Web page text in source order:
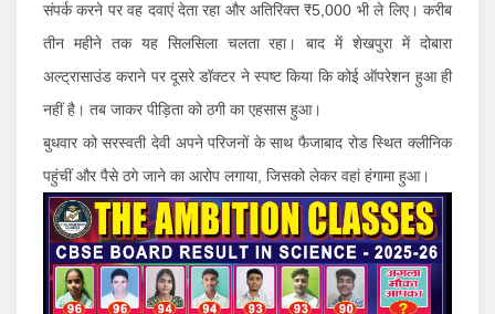
संपर्क करने पर वह दवाएं देता रहा और अतिरिक्त ₹5,000 भी ले लिए। करीब
तीन महीने तक यह सिलसिला चलता रहा। बाद में शेखपुरा में दोबारा
अल्ट्रासाउंड कराने पर दूसरे डॉक्टर ने स्पष्ट किया कि कोई ऑपरेशन हुआ ही
नहीं है। तब जाकर पीड़िता को ठगी का एहसास हुआ।
बुधवार को सरस्वती देवी अपने परिजनों के साथ फैजाबाद रोड स्थित क्लीनिक
पहुंचीं और पैसे ठगे जाने का आरोप लगाया, जिसको लेकर वहां हंगामा हुआ।